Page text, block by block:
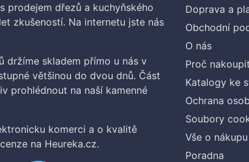
prodejem dřezů a kuchyňského
zkušeností. Na internetu jste nás
držíme skladem přímo u nás v
většinou do dvou dnů. Část
prohlédnout na naší kamenné
komerci a o kvalitě
na Heureka.cz.
Doprava a
Obchodní
O nás
Proč
Katalogy ke
Ochrana
Soubory
Vše o nákupu
Poradna